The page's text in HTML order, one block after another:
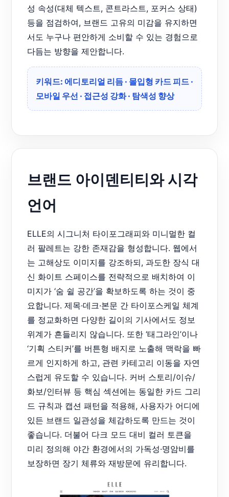
성 속성(대체 텍스트, 콘트라스트, 포커스 상태)
등을 점검하여, 브랜드 고유의 미감을 유지하면
서도 누구나 편안하게 소비할 수 있는 경험으로
다듬는 방향을 제안합니다.
키워드: 에디토리얼 리듬 · 몰입형 카드 피드 ·
모바일 우선 · 접근성 강화 · 탐색성 향상
브랜드 아이덴티티와 시각
언어
ELLE의 시그니처 타이포그래피와 미니멀한 컬
러 팔레트는 강한 존재감을 형성합니다. 웹에서
는 고해상도 이미지를 강조하되, 과도한 장식 대
신 화이트 스페이스를 전략적으로 배치하여 이
미지가 ‘숨 쉴 공간’을 확보하도록 하는 것이 중
요합니다. 제목·데크·본문 간 타이포스케일 체계
를 정교화하면 다양한 길이의 기사에서도 정보
위계가 흔들리지 않습니다. 또한 ‘태그라인’이나
‘기획 스티커’를 버튼형 배지로 노출해 맥락을 빠
르게 인지하게 하고, 관련 카테고리 이동을 자연
스럽게 유도할 수 있습니다. 커버 스토리/이슈/
화보/인터뷰 등 핵심 섹션에는 동일한 카드 그리
드 규칙과 캡션 패턴을 적용해, 사용자가 어디에
있든 브랜드 일관성을 체감하도록 만드는 것이
좋습니다. 더불어 다크 모드 대비 컬러 토큰을
미리 정의해 야간 환경에서의 가독성·명암비를
보장하면 장기 체류와 재방문에 유리합니다.